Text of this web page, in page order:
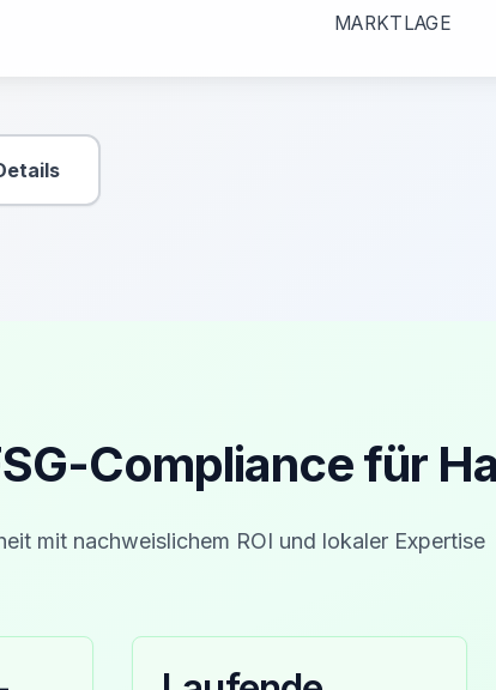
MARKTLAGE
Aktion
Compliance für
mit nachweislichem ROI und lokaler Expertise